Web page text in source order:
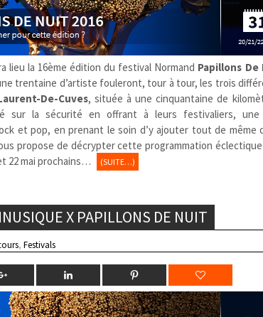
lieu la 16ème édition du festival Normand Papillons De
trentaine d’artiste fouleront, tour à tour, les trois
De-Cuves, située à une cinquantaine de
sur la sécurité en offrant à leurs festivaliers, une
et pop, en prenant le soin d’y ajouter tout de même
propose de décrypter cette programmation
22 mai prochains…
(SUITE…)
X PAPILLONS DE NUIT
,Festivals